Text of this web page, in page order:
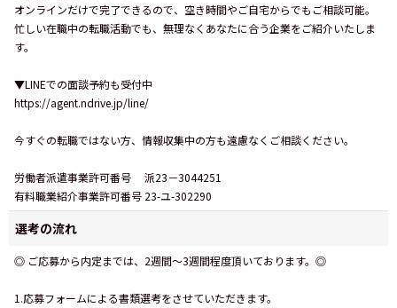
オンラインだけで完了できるので、空き時間やご自宅からでもご相談可能。
忙しい在職中の転職活動でも、無理なくあなたに合う企業をご紹介いたしま
す。
▼LINEでの面談予約も受付中
https://agent.ndrive.jp/line/
今すぐの転職ではない方、情報収集中の方も遠慮なくご相談ください。
労働者派遣事業許可番号 派23－3044251
有料職業紹介事業許可番号 23-ユ-302290
選考の流れ
◎ ご応募から内定までは、2週間～3週間程度頂いております。◎
1.応募フォームによる書類選考をさせていただきます。